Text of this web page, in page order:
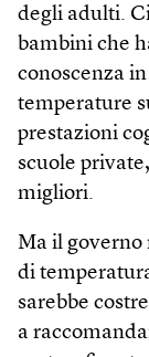
degli adulti.
bambini che
conoscenza
temperature
prestazioni
scuole
migliori.
Ma il
di
sarebbe
a